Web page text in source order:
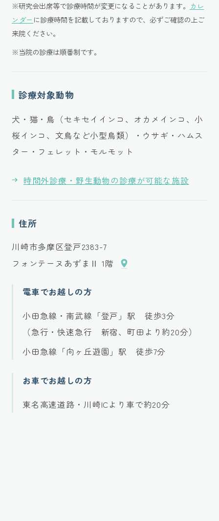
※研究会出席等で診療時間が変更になることがあります。 カレ
ンダー に診療時間を記載しておりますので、必ずご確認の上ご
来院ください。
※当院の診療は順番制です。
診療対象動物
犬・猫・鳥（セキセイインコ、オカメインコ、小
桜インコ、文鳥など小型鳥類）・ウサギ・ハムス
ター・フェレット・モルモット
時間外診療・野生動物の診療が可能な施設
住所
川崎市多摩区登戸2383-7
フォンテーヌあずまⅡ 1階
電車でお越しの方
小田急線・南武線「登戸」駅 徒歩3分
（急行・快速急行 新宿、町田より約20分）
小田急線「向ヶ丘遊園」駅 徒歩7分
お車でお越しの方
東名高速道路・川崎ICより車で約20分